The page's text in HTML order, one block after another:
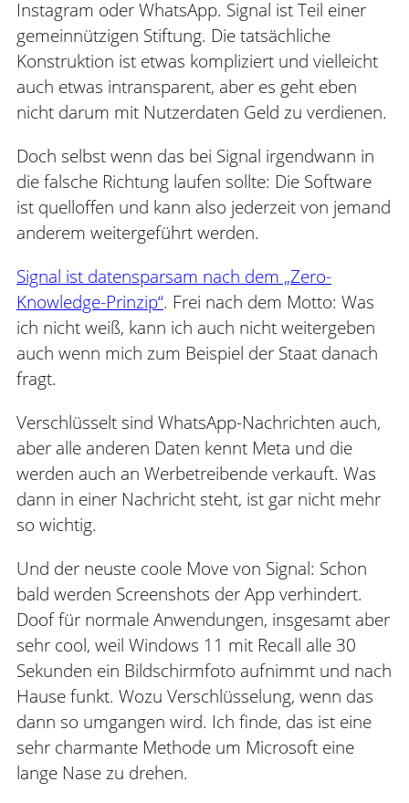
Instagram oder WhatsApp. Signal ist Teil einer
gemeinnützigen Stiftung. Die tatsächliche
Konstruktion ist etwas kompliziert und vielleicht
auch etwas intransparent, aber es geht eben
nicht darum mit Nutzerdaten Geld zu verdienen.
Doch selbst wenn das bei Signal irgendwann in
die falsche Richtung laufen sollte: Die Software
ist quelloffen und kann also jederzeit von jemand
anderem weitergeführt werden.
Signal ist datensparsam nach dem „Zero-
Knowledge-Prinzip“. Frei nach dem Motto: Was
ich nicht weiß, kann ich auch nicht weitergeben
auch wenn mich zum Beispiel der Staat danach
fragt.
Verschlüsselt sind WhatsApp-Nachrichten auch,
aber alle anderen Daten kennt Meta und die
werden auch an Werbetreibende verkauft. Was
dann in einer Nachricht steht, ist gar nicht mehr
so wichtig.
Und der neuste coole Move von Signal: Schon
bald werden Screenshots der App verhindert.
Doof für normale Anwendungen, insgesamt aber
sehr cool, weil Windows 11 mit Recall alle 30
Sekunden ein Bildschirmfoto aufnimmt und nach
Hause funkt. Wozu Verschlüsselung, wenn das
dann so umgangen wird. Ich finde, das ist eine
sehr charmante Methode um Microsoft eine
lange Nase zu drehen.